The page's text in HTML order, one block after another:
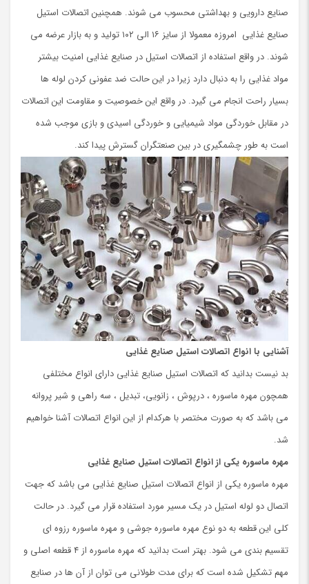
صنایع دارویی و بهداشتی محسوب می شوند. همچنین اتصالات استیل
صنایع غذایی امروزه معمولا از سایز ۱۶ الی ۱۰۲ تولید و به بازار عرضه می
شوند. در واقع استفاده از اتصالات استیل در صنایع غذایی امنیت بیشتر
مواد غذایی را به دنبال دارد زیرا در این حالت ضد عفونی کردن لوله ها
بسیار راحت انجام می گیرد. در واقع این خصوصیت و مقاومت این اتصالات
در مقابل خوردگی مواد شیمیایی و خوردگی اسیدی و بازی موجب شده
است به طور چشمگیری در بین صنعتگران گسترش پیدا کند.
آشنایی با انواع اتصالات استیل صنایع غذایی
بد نیست بدانید که اتصالات استیل صنایع غذایی دارای انواع مختلفی
همچون مهره ماسوره ، درپوش ، زانویی، تبدیل ، سه راهی و شیر پروانه
می باشد که به صورت مختصر با هرکدام از این انواع اتصالات آشنا خواهیم
شد.
مهره ماسوره یکی از انواع اتصالات استیل صنایع غذایی
مهره ماسوره یکی از انواع اتصالات استیل صنایع غذایی می باشد که جهت
اتصال دو لوله استیل در یک مسیر مورد استفاده قرار می گیرد. در حالت
کلی این قطعه به دو نوع مهره ماسوره جوشی و مهره ماسوره رزوه ای
تقسیم بندی می شود. بهتر است بدانید که مهره ماسوره از ۴ قطعه اصلی و
مهم تشکیل شده است که برای مدت طولانی می توان از آن ها در صنایع